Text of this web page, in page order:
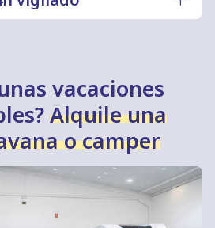
vacaciones
Alquile una
o camper